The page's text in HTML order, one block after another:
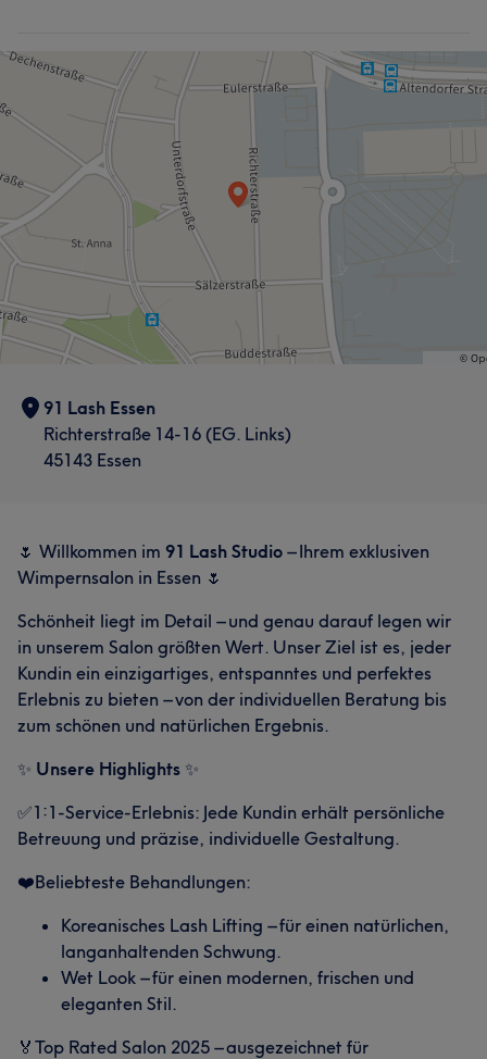
91 Lash Essen
Richterstraße 14-16 (EG. Links)
45143 Essen
🌷 Willkommen im 91 Lash Studio – Ihrem exklusiven
Wimpernsalon in Essen 🌷
Schönheit liegt im Detail – und genau darauf legen wir
in unserem Salon größten Wert. Unser Ziel ist es, jeder
Kundin ein einzigartiges, entspanntes und perfektes
Erlebnis zu bieten – von der individuellen Beratung bis
zum schönen und natürlichen Ergebnis.
✨ Unsere Highlights ✨
✅1:1-Service-Erlebnis: Jede Kundin erhält persönliche
Betreuung und präzise, individuelle Gestaltung.
❤️Beliebteste Behandlungen:
Koreanisches Lash Lifting – für einen natürlichen,
langanhaltenden Schwung.
Wet Look – für einen modernen, frischen und
eleganten Stil.
🏅Top Rated Salon 2025 – ausgezeichnet für